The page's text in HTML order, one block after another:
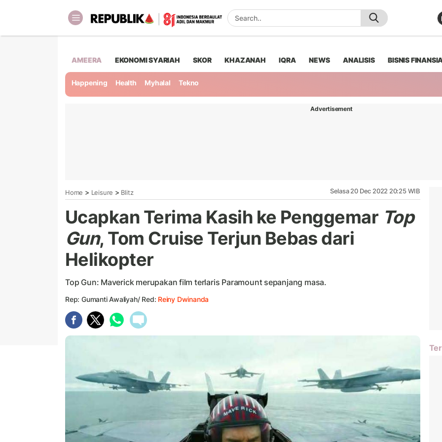
AMEERA EKONOMI SYARIAH SKOR KHAZANAH IQRA NEWS ANALISIS BISNIS
Happening Health Myhalal Tekno
Advertisement
Home > Leisure > Blitz Selasa 20 Dec 2022 20:25 WIB
Ucapkan Terima Kasih ke Penggemar Top
Gun, Tom Cruise Terjun Bebas dari
Helikopter
Top Gun: Maverick merupakan film terlaris Paramount sepanjang masa.
Rep: Gumanti Awaliyah/ Red: Reiny Dwinanda